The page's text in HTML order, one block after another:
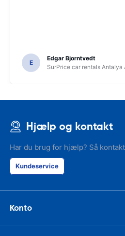
E
Edgar Bjorntvedt
SurPrice car rentals Antalya
Hjælp og kontakt
Har du brug for hjælp? Så
Kundeservice
Konto